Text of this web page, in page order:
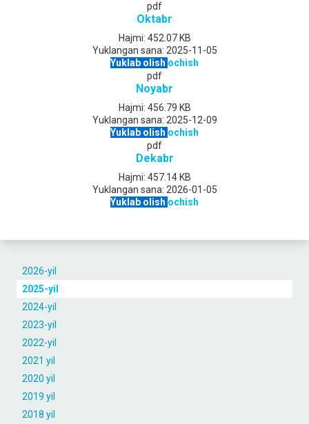
2026-yil
2025-yil
2024-yil
2023-yil
2022-yil
2021 yil
2020 yil
2019 yil
2018 yil
pdf
Oktabr
Hajmi: 452.07 KB
Yuklangan sana: 2025-11-05
Yuklab olish ochish
pdf
Noyabr
Hajmi: 456.79 KB
Yuklangan sana: 2025-12-09
Yuklab olish ochish
pdf
Dekabr
Hajmi: 457.14 KB
Yuklangan sana: 2026-01-05
Yuklab olish ochish